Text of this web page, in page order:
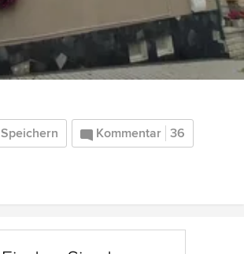
Speichern Kommentar 36